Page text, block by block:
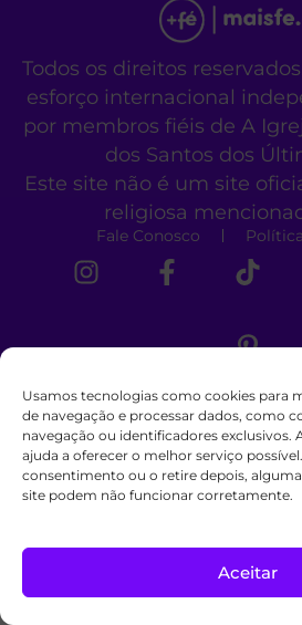
Usamos tecnologias como cookies para
de navegação e processar dados, como
navegação ou identificadores exclusivos.
ajuda a oferecer o melhor serviço
consentimento ou o retire depois,
site podem não funcionar corretamente.
Aceitar
Todos os direitos
esforço internacional
por membros fiéis de A
dos Santos dos
Este site não é um site
religiosa
Fale Conosco